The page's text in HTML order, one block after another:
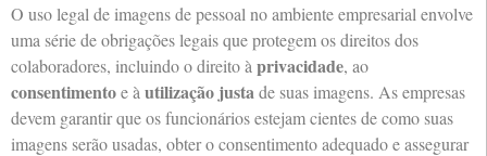
O uso legal de imagens de pessoal no ambiente empresarial envolve
uma série de obrigações legais que protegem os direitos dos
colaboradores, incluindo o direito à privacidade, ao
consentimentoe à utilização justade suas imagens. As empresas
devem garantir que os funcionários estejam cientes de como suas
imagens serão usadas, obter o consentimento adequado e assegurar